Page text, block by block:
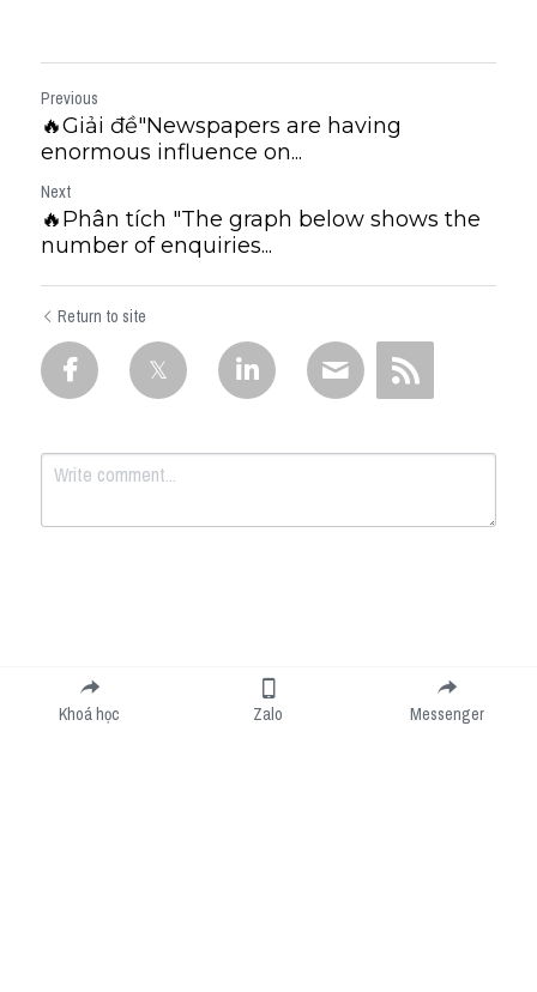
Previous
🔥Giải đề"Newspapers are having
enormous influence on...
Next
🔥Phân tích "The graph below shows the
number of enquiries...
Return to site
Submit
Khoá học Zalo Messenger